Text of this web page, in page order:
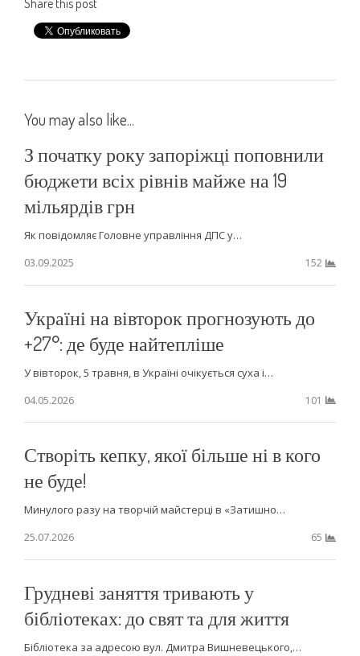
You may also like...
З початку року запоріжці поповнили
бюджети всіх рівнів майже на 19
мільярдів грн
Як повідомляє Головне управління ДПС у…
03.09.2025
152
Україні на вівторок прогнозують до
+27°: де буде найтепліше
У вівторок, 5 травня, в Україні очікується суха і…
04.05.2026
101
Створіть кепку, якої більше ні в кого
не буде!
Минулого разу на творчій майстерці в «Затишно…
25.07.2026
65
Грудневі заняття тривають у
бібліотеках: до свят та для життя
Бібліотека за адресою вул. Дмитра Вишневецького,…